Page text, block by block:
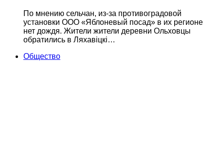
По мнению сельчан, из-за противоградовой
установки ООО «Яблоневый посад» в их регионе
нет дождя. Жители жители деревни Ольховцы
обратились в Ляхавіцкі…
Общество